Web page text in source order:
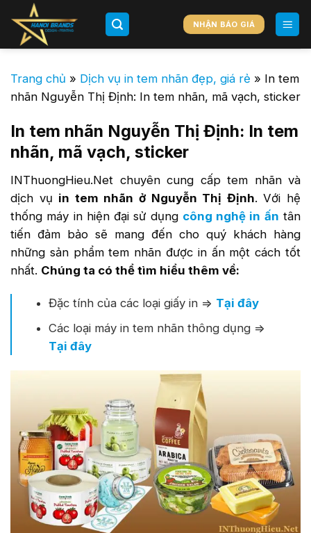
Chuyển
đến
NHẬN BÁO GIÁ
Trang chủ » Dịch vụ in tem nhãn đẹp, giá rẻ » In tem
nhãn Nguyễn Thị Định: In tem nhãn, mã vạch, sticker
In tem nhãn Nguyễn Thị Định: In tem
nhãn, mã vạch, sticker
INThuongHieu.Net chuyên cung cấp tem nhãn và
dịch vụ in tem nhãn ở Nguyễn Thị Định. Với hệ
thống máy in hiện đại sử dụng công nghệ in ấn tân
tiến đảm bảo sẽ mang đến cho quý khách hàng
những sản phẩm tem nhãn được in ấn một cách tốt
nhất. Chúng ta có thể tìm hiểu thêm về:
Đặc tính của các loại giấy in => Tại đây
Các loại máy in tem nhãn thông dụng =>
Tại đây